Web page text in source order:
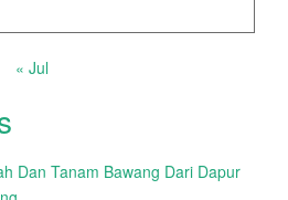
« Jul
Dan Tanam Bawang Dari Dapur